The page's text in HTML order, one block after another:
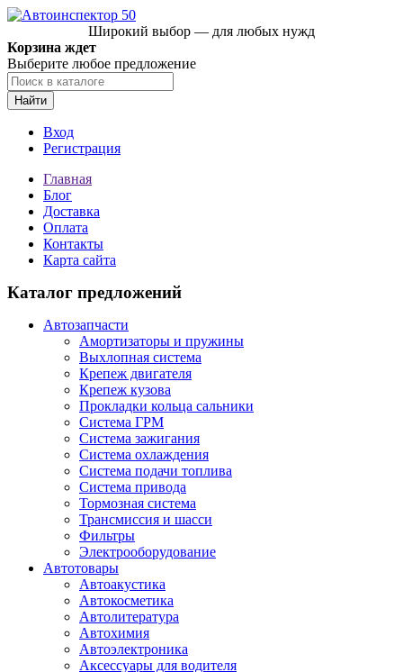
Широкий выбор — для любых нужд
Корзина ждет
Выберите любое предложение
Найти
Вход
Регистрация
Главная
Блог
Доставка
Оплата
Контакты
Карта сайта
Каталог предложений
Автозапчасти
Амортизаторы и пружины
Выхлопная система
Крепеж двигателя
Крепеж кузова
Прокладки кольца сальники
Система ГРМ
Система зажигания
Система охлаждения
Система подачи топлива
Система привода
Тормозная система
Трансмиссия и шасси
Фильтры
Электрооборудование
Автотовары
Автоакустика
Автокосметика
Автолитература
Автохимия
Автоэлектроника
Аксессуары для водителя